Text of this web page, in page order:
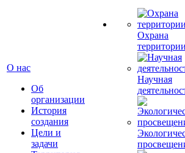
О нас
Об
организации
История
создания
Цели и
задачи
Охрана
территории
Научная